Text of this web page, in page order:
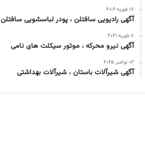
۱۷ فوریه ۲۰۱۶
آگهی رادیویی سافتلن ، پودر لباسشویی سافتلن
۱۱ فوریه ۲۰۲۱
آگهی نیرو محرکه ، موتور سیکلت های نامی
۰۲ نوامبر ۲۰۲۵
آگهی شیرآلات باستان ، شیرآلات بهداشتی